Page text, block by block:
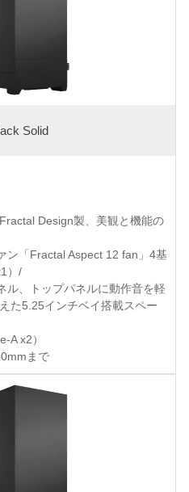
Solid
Design製、美観と機能の
ン「Fractal Aspect 12 fan」4基
）/
ル、トップパネルに動作音を軽
た5.25インチベイ搭載スペー
A x2）
まで